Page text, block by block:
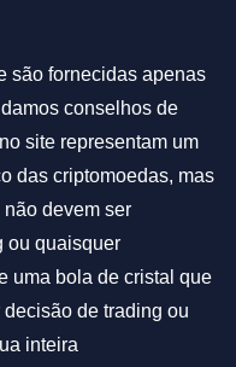
são fornecidas apenas
conselhos de
site representam um
das criptomoedas, mas
devem ser
ou quaisquer
uma bola de cristal que
de trading ou
inteira